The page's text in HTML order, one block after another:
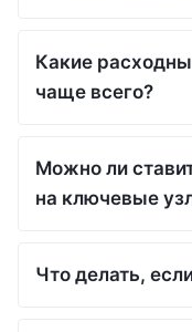
Какие
чаще всего?
Можно ли
на ключевые
Что делать,